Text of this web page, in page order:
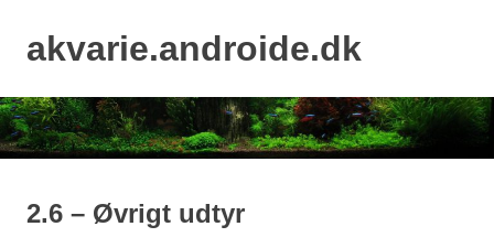
contentakvarie.androide.dk
2.6 – Øvrigt udtyr